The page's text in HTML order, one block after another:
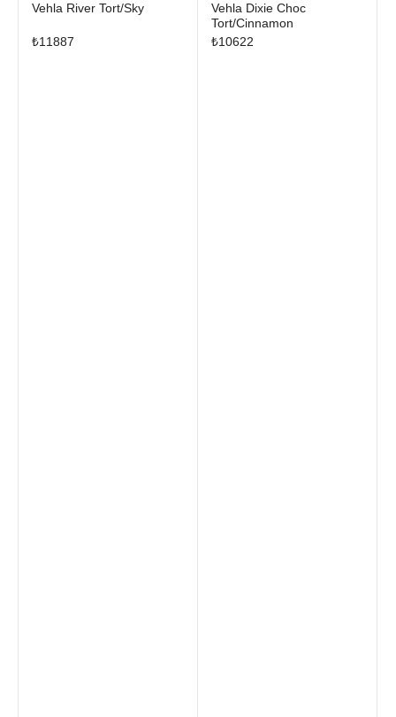
Vehla River Tort/Sky
₺11887
Vehla Dixie Choc
Tort/Cinnamon
₺10622